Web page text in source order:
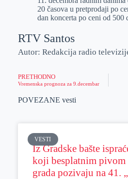
20 časova u pretprodaji po
dan koncerta po ceni od 500
RTV Santos
Autor: Redakcija radio
PRETHODNO
Vremenska prognoza za 9.decembar
POVEZANE vesti
VESTI
Iz Gradske bašte
koji besplatnim pivom
grada pozivaju na 41.